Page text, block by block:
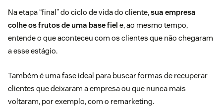
Na etapa “final” do ciclo de vida do cliente,sua empresa
colhe os frutos de uma base fiel e, ao mesmo tempo,
entende o que aconteceu com os clientes que não chegaram
a esse estágio.
Também é uma fase ideal para buscar formas de recuperar
clientes que deixaram a empresa ou que nunca mais
voltaram, por exemplo, com o remarketing.